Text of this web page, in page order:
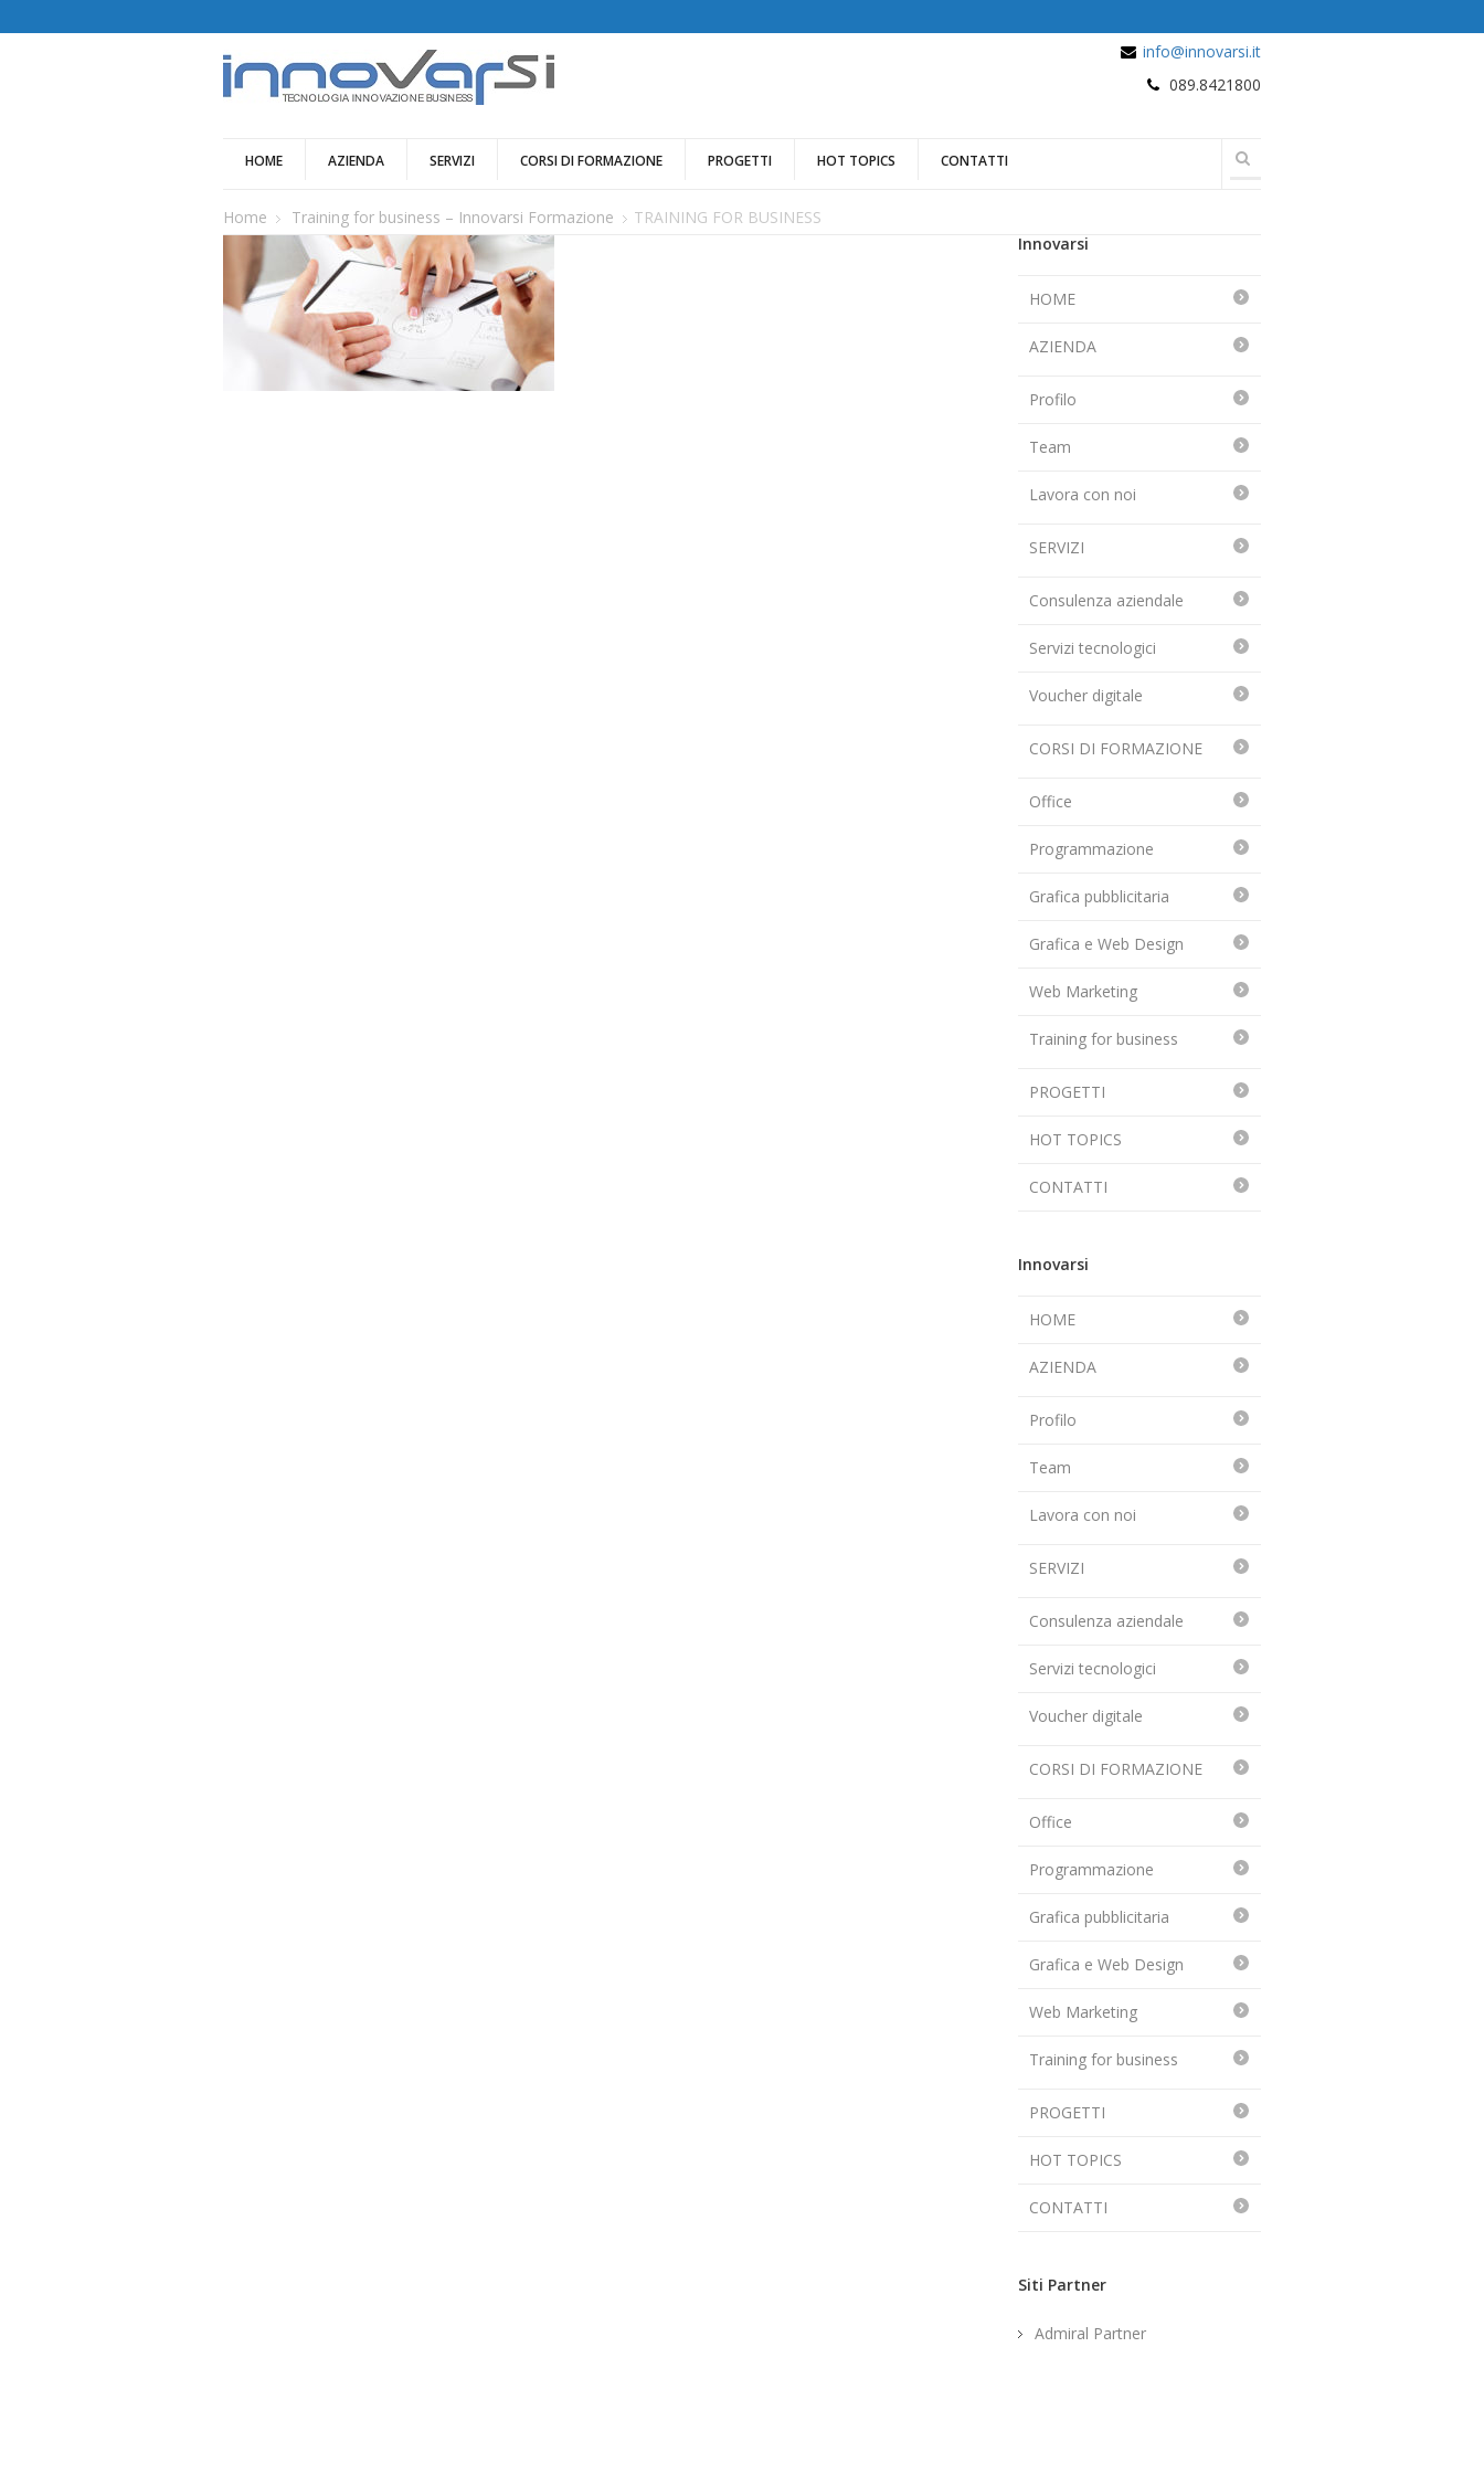
info@innovarsi.it
089.8421800
HOME AZIENDA SERVIZI CORSI DI FORMAZIONE PROGETTI HOT TOPICS CONTATTI
Home Training for business – Innovarsi Formazione
TRAINING FOR BUSINESS
Innovarsi
HOME
AZIENDA
Profilo
Team
Lavora con noi
SERVIZI
Consulenza aziendale
Servizi tecnologici
Voucher digitale
CORSI DI FORMAZIONE
Office
Programmazione
Grafica pubblicitaria
Grafica e Web Design
Web Marketing
Training for business
PROGETTI
HOT TOPICS
CONTATTI
Innovarsi
HOME
AZIENDA
Profilo
Team
Lavora con noi
SERVIZI
Consulenza aziendale
Servizi tecnologici
Voucher digitale
CORSI DI FORMAZIONE
Office
Programmazione
Grafica pubblicitaria
Grafica e Web Design
Web Marketing
Training for business
PROGETTI
HOT TOPICS
CONTATTI
Siti Partner
Admiral Partner